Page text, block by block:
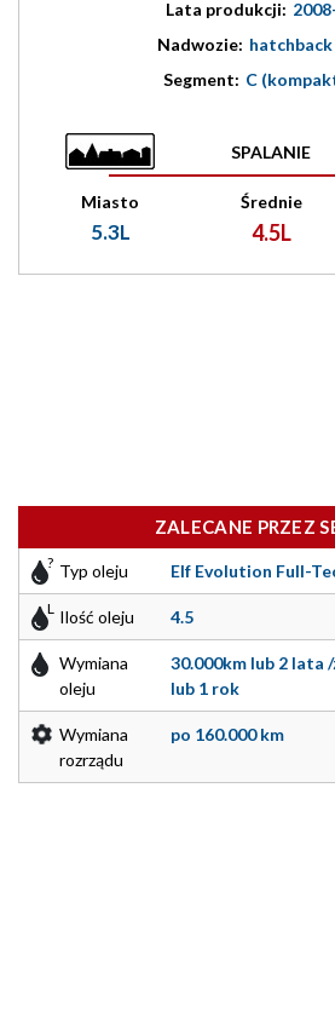
Lata produkcji:
Nadwozie:
Segment: C
SPALANIE
Miasto
5.3L
Średnie
4.5L
ZALECANE PRZEZ
Typ oleju Elf Evolution Full-
Ilość oleju 4.5
Wymiana
oleju
30.000km lub 2 lata
lub 1 rok
Wymiana
rozrządu
po 160.000 km